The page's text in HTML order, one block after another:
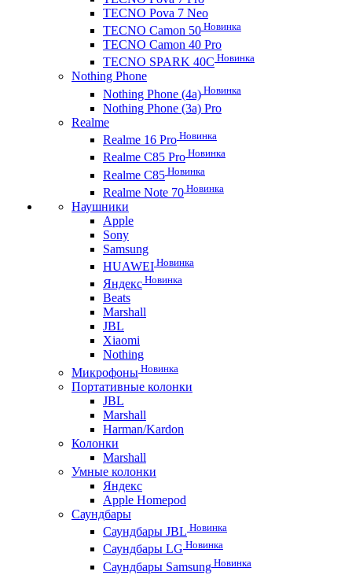
TECNO Pova 7 Neo
TECNO Camon 50 Новинка
TECNO Camon 40 Pro
TECNO SPARK 40C Новинка
Nothing Phone
Nothing Phone (4a) Новинка
Nothing Phone (3a) Pro
Realme
Realme 16 Pro Новинка
Realme C85 Pro Новинка
Realme C85 Новинка
Realme Note 70 Новинка
Наушники
Apple
Sony
Samsung
HUAWEI Новинка
Яндекс Новинка
Beats
Marshall
JBL
Xiaomi
Nothing
Микрофоны Новинка
Портативные колонки
JBL
Marshall
Harman/Kardon
Колонки
Marshall
Умные колонки
Яндекс
Apple Homepod
Саундбары
Саундбары JBL Новинка
Саундбары LG Новинка
Саундбары Samsung Новинка